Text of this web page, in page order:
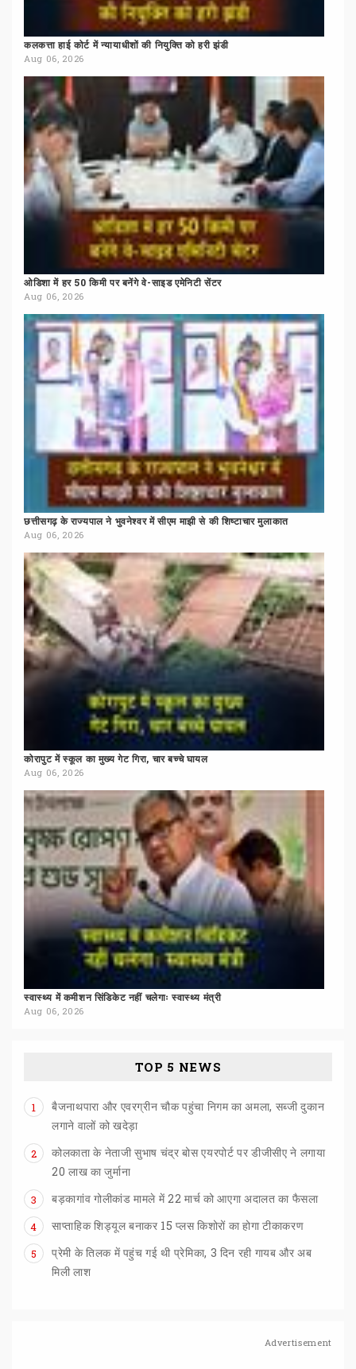
कलकत्ता हाई कोर्ट में न्यायाधीशों की नियुक्ति को हरी झंडी
Aug 06, 2026
ओडिशा में हर 50 किमी पर बनेंगे वे-साइड एमेनिटी सेंटर
Aug 06, 2026
छत्तीसगढ़ के राज्यपाल ने भुवनेश्वर में सीएम माझी से की शिष्टाचार मुलाकात
Aug 06, 2026
कोरापुट में स्कूल का मुख्य गेट गिरा, चार बच्चे घायल
Aug 06, 2026
स्वास्थ्य में कमीशन सिंडिकेट नहीं चलेगाः स्वास्थ्य मंत्री
Aug 06, 2026
TOP 5 NEWS
1
बैजनाथपारा और एवरग्रीन चौक पहुंचा निगम का अमला, सब्जी दुकान
लगाने वालों को खदेड़ा
2
कोलकाता के नेताजी सुभाष चंद्र बोस एयरपोर्ट पर डीजीसीए ने लगाया
20 लाख का जुर्माना
3 बड़कागांव गोलीकांड मामले में22 मार्च कोआएगाअदालत का फैसला
4 साप्ताहिकशिड्यूलबनाकर 15 प्लसकिशोरों काहोगाटीकाकरण
5
प्रेमी के तिलक में पहुंच गई थी प्रेमिका, 3 दिन रही गायब और अब
मिली लाश
Advertisement